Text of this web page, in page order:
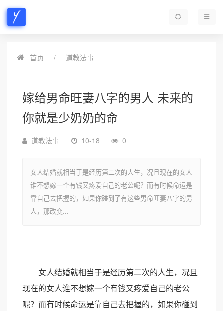
首页 道教法事
嫁给男命旺妻八字的男人 未来的
你就是少奶奶的命
道教法事 10-18 0
女人结婚就相当于是经历第二次的人生，况且现在的女人
谁不想嫁一个有钱又疼爱自己的老公呢？而有时候命运是
靠自己去把握的，如果你碰到了有这些男命旺妻八字的男
人，那改变...
女人结婚就相当于是经历第二次的人生，况且
现在的女人谁不想嫁一个有钱又疼爱自己的老公
呢？而有时候命运是靠自己去把握的，如果你碰到